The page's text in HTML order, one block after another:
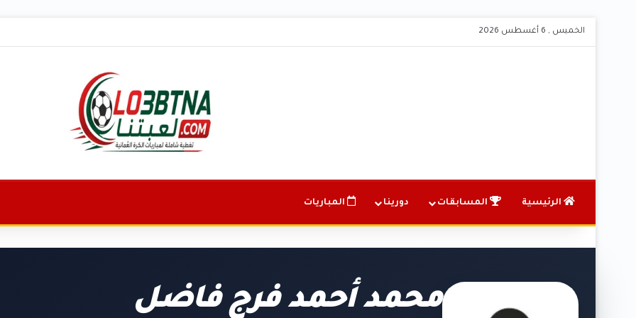
الخميس , 6 أغسطس 2026
الرئيسية المسابقات دورينا المباريات
محمد أحمد فرج فاضل